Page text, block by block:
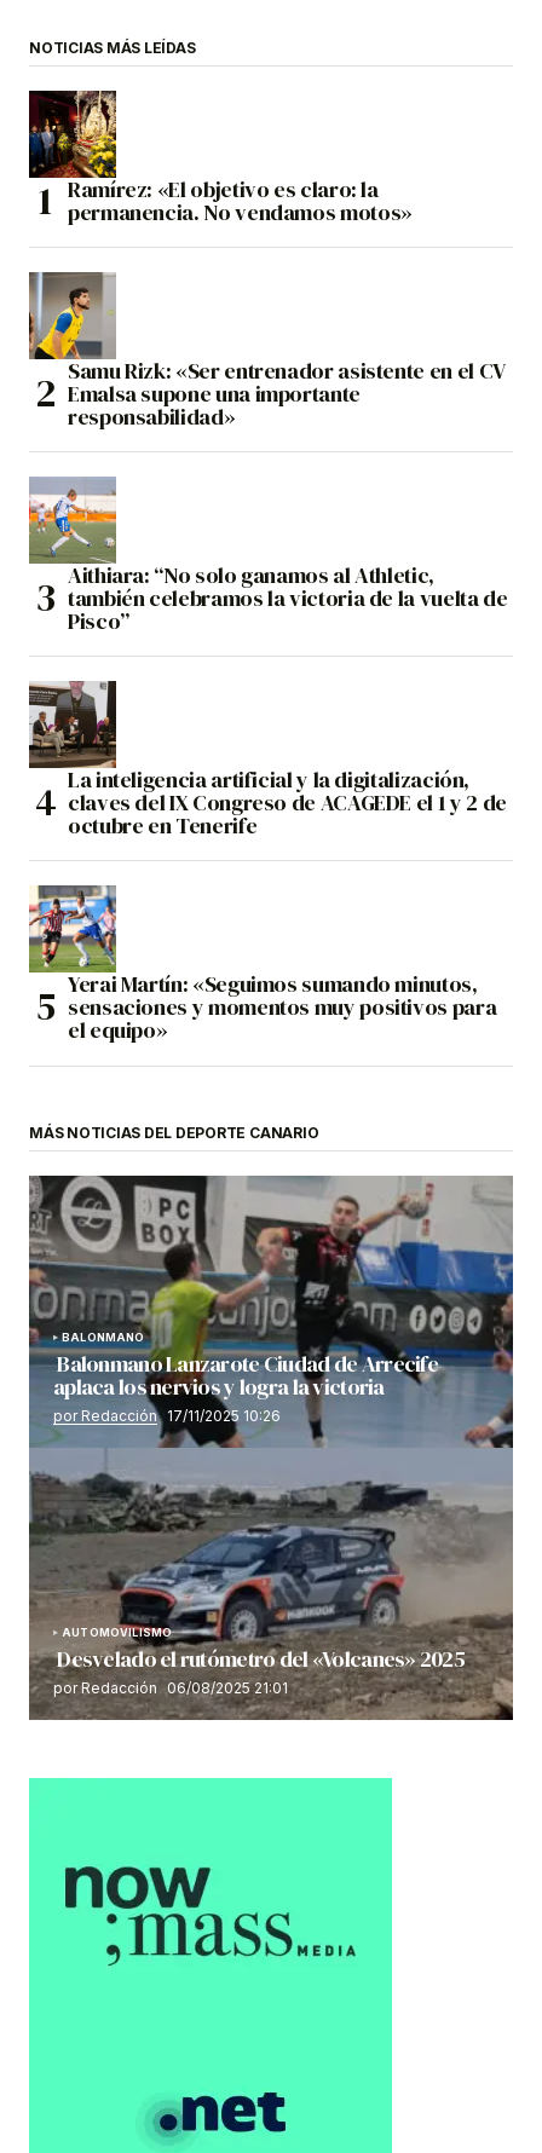
NOTICIAS MÁS LEÍDAS
Ramírez: «El objetivo es claro: la
permanencia. No vendamos motos»
Samu Rizk: «Ser entrenador asistente en el CV
Emalsa supone una importante
responsabilidad»
Aithiara: “No solo ganamos al Athletic,
también celebramos la victoria de la vuelta de
Pisco”
La inteligencia artificial y la digitalización,
claves del IX Congreso de ACAGEDE el 1 y 2 de
octubre en Tenerife
Yerai Martín: «Seguimos sumando minutos,
sensaciones y momentos muy positivos para
el equipo»
MÁS NOTICIAS DEL DEPORTE CANARIO
BALONMANO
Balonmano Lanzarote Ciudad de Arrecife
aplaca los nervios y logra la victoria
por Redacción 17/11/2025 10:26
AUTOMOVILISMO
Desvelado el rutómetro del «Volcanes» 2025
por Redacción 06/08/2025 21:01